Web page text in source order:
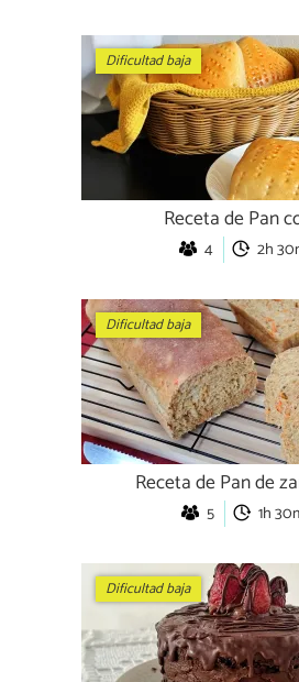
Dificultad baja
Receta de Pan
4 2h
Dificultad baja
Receta de Pan de
5 1h
Dificultad baja